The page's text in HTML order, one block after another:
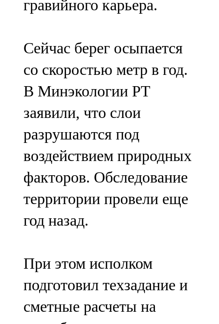
гравийного карьера.
Сейчас берег осыпается
со скоростью метр в год.
В Минэкологии РТ
заявили, что слои
разрушаются под
воздействием природных
факторов. Обследование
территории провели еще
год назад.
При этом исполком
подготовил техзадание и
сметные расчеты на